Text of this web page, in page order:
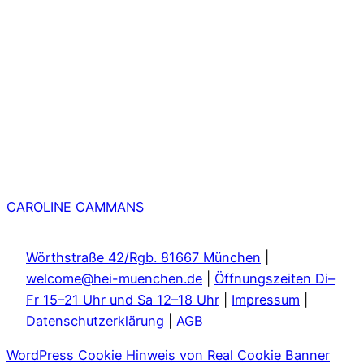
CAROLINE CAMMANS
Wörthstraße 42/Rgb. 81667 München
welcome@hei-muenchen.de
Öffnungszeiten Di–
Fr 15–21 Uhr und Sa 12–18 Uhr
Impressum
Datenschutzerklärung
AGB
WordPress Cookie Hinweis von Real Cookie Banner